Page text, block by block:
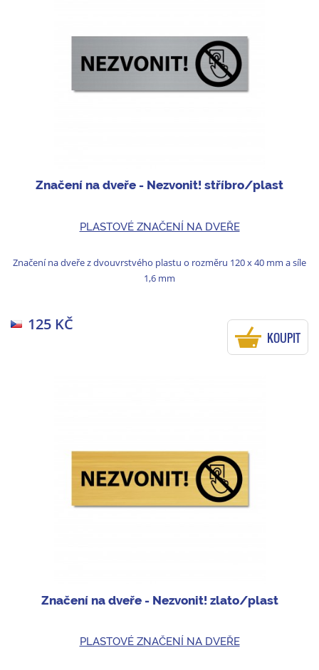
Značení na dveře - Nezvonit! stříbro/plast
PLASTOVÉ ZNAČENÍ NA DVEŘE
Značení na dveře z dvouvrstvého plastu o rozměru 120 x 40 mm a síle
1,6 mm
125 KČ
KOUPIT
Značení na dveře - Nezvonit! zlato/plast
PLASTOVÉ ZNAČENÍ NA DVEŘE